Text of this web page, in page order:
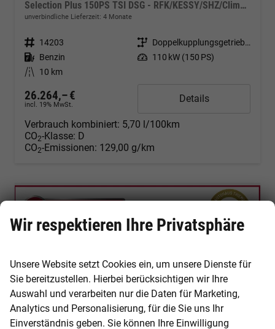
Selection Plus 150PS TSI DSG - RFK/KESSY/SHZ/Climatr./App/Alu/5J Garantie
unverbindliche Lieferzeit: 4 Monate
Fahrzeugnr. 14203 Getriebe
Doppelkupplungsgetriebe (DSG)
Kraftstoff Benzin Leistung 110 kW (150 PS)
Kilometerstand
10 km
26.264,– €
incl. 19% MwSt.
Details
Verbrauch kombiniert: 5,70 l/100km
CO2-Klasse: D
CO2-Emissionen: 129,00 g/km
Wir respektieren Ihre Privatsphäre
Unsere Website setzt Cookies ein, um unsere Dienste für
Sie bereitzustellen. Hierbei berücksichtigen wir Ihre
Auswahl und verarbeiten nur die Daten für Marketing,
Analytics und Personalisierung, für die Sie uns Ihr
Einverständnis geben. Sie können Ihre Einwilligung